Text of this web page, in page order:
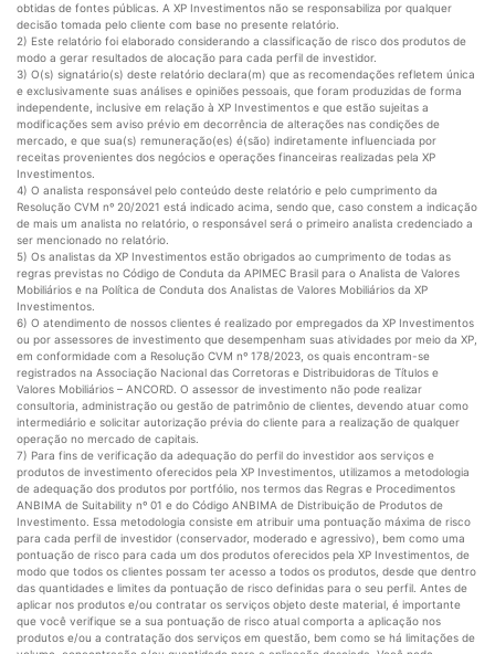
obtidas de fontes públicas. A XP Investimentos não se responsabiliza por qualquer
decisão tomada pelo cliente com base no presente relatório.
2) Este relatório foi elaborado considerando a classificação de risco dos produtos de
modo a gerar resultados de alocação para cada perfil de investidor.
3) O(s) signatário(s) deste relatório declara(m) que as recomendações refletem única
e exclusivamente suas análises e opiniões pessoais, que foram produzidas de forma
independente, inclusive em relação à XP Investimentos e que estão sujeitas a
modificações sem aviso prévio em decorrência de alterações nas condições de
mercado, e que sua(s) remuneração(es) é(são) indiretamente influenciada por
receitas provenientes dos negócios e operações financeiras realizadas pela XP
Investimentos.
4) O analista responsável pelo conteúdo deste relatório e pelo cumprimento da
Resolução CVM nº 20/2021 está indicado acima, sendo que, caso constem a indicação
de mais um analista no relatório, o responsável será o primeiro analista credenciado a
ser mencionado no relatório.
5) Os analistas da XP Investimentos estão obrigados ao cumprimento de todas as
regras previstas no Código de Conduta da APIMEC Brasil para o Analista de Valores
Mobiliários e na Política de Conduta dos Analistas de Valores Mobiliários da XP
Investimentos.
6) O atendimento de nossos clientes é realizado por empregados da XP Investimentos
ou por assessores de investimento que desempenham suas atividades por meio da XP,
em conformidade com a Resolução CVM nº 178/2023, os quais encontram-se
registrados na Associação Nacional das Corretoras e Distribuidoras de Títulos e
Valores Mobiliários – ANCORD. O assessor de investimento não pode realizar
consultoria, administração ou gestão de patrimônio de clientes, devendo atuar como
intermediário e solicitar autorização prévia do cliente para a realização de qualquer
operação no mercado de capitais.
7) Para fins de verificação da adequação do perfil do investidor aos serviços e
produtos de investimento oferecidos pela XP Investimentos, utilizamos a metodologia
de adequação dos produtos por portfólio, nos termos das Regras e Procedimentos
ANBIMA de Suitability nº 01 e do Código ANBIMA de Distribuição de Produtos de
Investimento. Essa metodologia consiste em atribuir uma pontuação máxima de risco
para cada perfil de investidor (conservador, moderado e agressivo), bem como uma
pontuação de risco para cada um dos produtos oferecidos pela XP Investimentos, de
modo que todos os clientes possam ter acesso a todos os produtos, desde que dentro
das quantidades e limites da pontuação de risco definidas para o seu perfil. Antes de
aplicar nos produtos e/ou contratar os serviços objeto deste material, é importante
que você verifique se a sua pontuação de risco atual comporta a aplicação nos
produtos e/ou a contratação dos serviços em questão, bem como se há limitações de